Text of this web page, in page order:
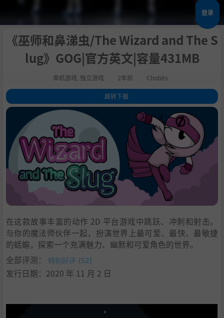
登录
《巫师和鼻涕虫/The Wizard and The S
lug》GOG|官方英文|容量431MB
单机游戏 独立游戏 2年前 Chobits
跳转下载
1.关于这款游戏
.系统需求
4
支持作者
学习版下载
在这款故事丰富的动作 2D 平台游戏中跳跃、冲刺和射击。
与你的魔法师伙伴一起，扮演世界上最可爱、最快、最敏捷
的蛞蝓，探索一个充满魅力、幽默和可爱角色的世界。
全部评测：
特别好评 (52)
发行日期：2020 年 11 月 2 日